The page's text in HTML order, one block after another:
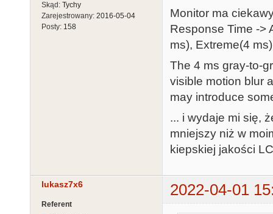
Skąd: Tychy
Zarejestrowany: 2016-05-04
Posty: 158
Monitor ma
Response Time ->
ms), Extreme(4
The 4 ms gray-to-
visible motion blur
may introduce
... i wydaje mi się,
mniejszy niż w
kiepskiej jakości
lukasz7x6 2022-04-01
Referent